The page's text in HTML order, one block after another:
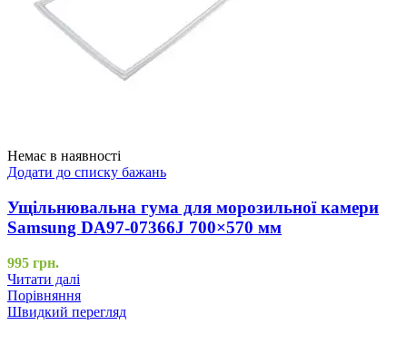
Немає в наявності
Додати до списку бажань
Ущільнювальна гума для морозильної камери
Samsung DA97-07366J 700×570 мм
995 грн.
Читати далі
Порівняння
Швидкий перегляд